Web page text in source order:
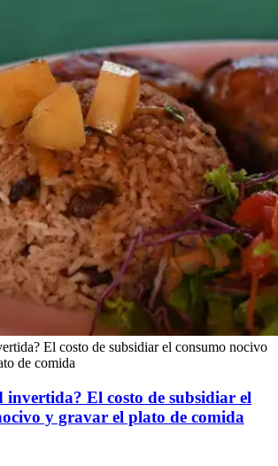
El costo de subsidiar el consumo nocivo
de comida
El costo de subsidiar el
y gravar el plato de comida